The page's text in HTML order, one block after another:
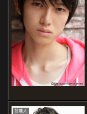
芸能人